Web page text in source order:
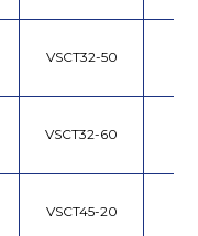
VSCT32-50
VSCT32-60
VSCT45-20